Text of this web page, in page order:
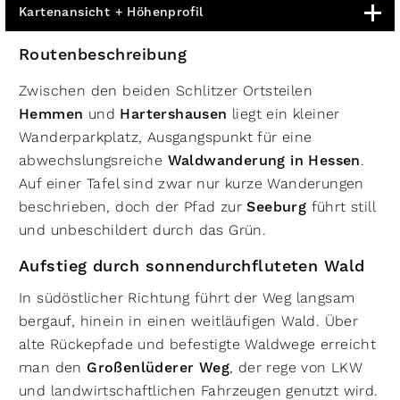
Kartenansicht + Höhenprofil
Routenbeschreibung
Zwischen den beiden Schlitzer Ortsteilen
Hemmen und Hartershausen liegt ein kleiner
Wanderparkplatz, Ausgangspunkt für eine
abwechslungsreiche Waldwanderung in Hessen.
Auf einer Tafel sind zwar nur kurze Wanderungen
beschrieben, doch der Pfad zur Seeburg führt still
und unbeschildert durch das Grün.
Aufstieg durch sonnendurchfluteten Wald
In südöstlicher Richtung führt der Weg langsam
bergauf, hinein in einen weitläufigen Wald. Über
alte Rückepfade und befestigte Waldwege erreicht
man den Großenlüderer Weg, der rege von LKW
und landwirtschaftlichen Fahrzeugen genutzt wird.